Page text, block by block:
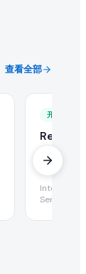
查看全部
开放
Refined
数量:
Services